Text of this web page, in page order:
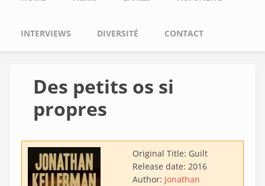
INTERVIEWS DIVERSITÉ CONTACT
Des petits os si
propres
Original Title: Guilt
Release date: 2016
Author: Jonathan